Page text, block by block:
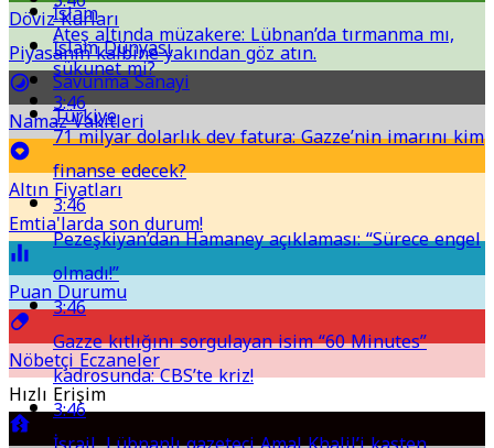
Döviz Kurları
Piyasanın kalbine yakından göz atın.
Namaz Vakitleri
Altın Fiyatları
Emtia'larda son durum!
Puan Durumu
Nöbetçi Eczaneler
Hızlı Erişim
İslam
İslam Dünyası
Savunma Sanayi
Türkiye
Ateş altında müzakere: Lübnan’da tırmanma mı,
sükunet mi?
3:46
71 milyar dolarlık dev fatura: Gazze’nin imarını kim
finanse edecek?
3:46
Pezeşkiyan’dan Hamaney açıklaması: “Sürece engel
olmadı!”
3:46
Gazze kıtlığını sorgulayan isim “60 Minutes”
kadrosunda: CBS’te kriz!
3:46